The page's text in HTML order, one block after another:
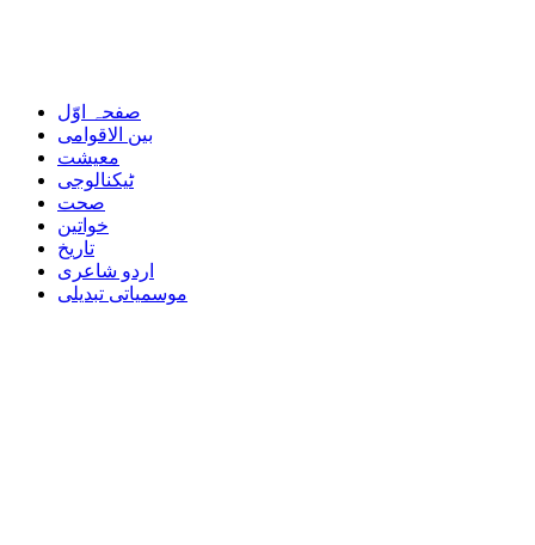
صفحہ اوّل
بین الاقوامی
معیشت
ٹیکنالوجی
صحت
خواتین
تاریخ
اردو شاعری
موسمیاتی تبدیلی